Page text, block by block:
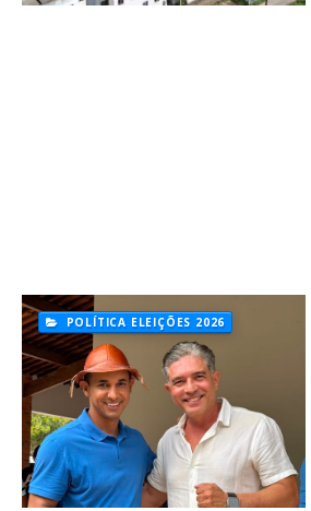
POLÍTICA ELEIÇÕES 2026